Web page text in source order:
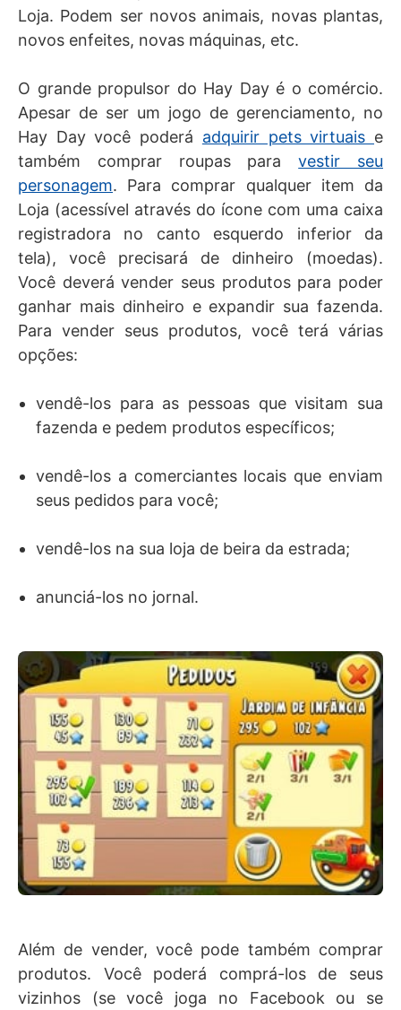
Loja. Podem ser novos animais, novas plantas,
novos enfeites, novas máquinas, etc.
O grande propulsor do Hay Day é o comércio.
Apesar de ser um jogo de gerenciamento, no
Hay Day você poderá adquirir pets virtuais e
também comprar roupas paravestir seu
personagem. Para comprar qualquer item da
Loja (acessível através do ícone com uma caixa
registradora no canto esquerdo inferior da
tela), você precisará de dinheiro (moedas).
Você deverá vender seus produtos para poder
ganhar mais dinheiro e expandir sua fazenda.
Para vender seus produtos, você terá várias
opções:
vendê-los para as pessoas que visitam sua
fazenda e pedem produtos específicos;
vendê-los a comerciantes locais que enviam
seus pedidos para você;
vendê-los na sua loja de beira da estrada;
anunciá-los no jornal.
Além de vender, você pode também comprar
produtos. Você poderá comprá-los de seus
vizinhos (se você joga no Facebook ou se